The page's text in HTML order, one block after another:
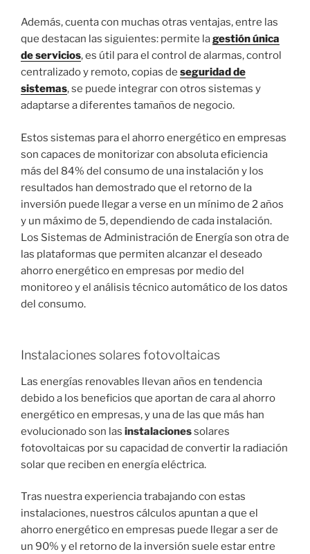
Además, cuenta con muchas otras ventajas, entre las
que destacan las siguientes: permite lagestión única
de servicios, es útil para el control de alarmas, control
centralizado y remoto, copias de seguridad de
sistemas, se puede integrar con otros sistemas y
adaptarse a diferentes tamaños de negocio.
Estos sistemas para el ahorro energético en empresas
son capaces de monitorizar con absoluta eficiencia
más del 84% del consumo de una instalación y los
resultados han demostrado que el retorno de la
inversión puede llegar a verse en un mínimo de 2 años
y un máximo de 5, dependiendo de cada instalación.
Los Sistemas de Administración de Energía son otra de
las plataformas que permiten alcanzar el deseado
ahorro energético en empresas por medio del
monitoreo y el análisis técnico automático de los datos
del consumo.
Instalaciones solares fotovoltaicas
Las energías renovables llevan años en tendencia
debido a los beneficios que aportan de cara al ahorro
energético en empresas, y una de las que más han
evolucionado son las instalacionessolares
fotovoltaicas por su capacidad de convertir la radiación
solar que reciben en energía eléctrica.
Tras nuestra experiencia trabajando con estas
instalaciones, nuestros cálculos apuntan a que el
ahorro energético en empresas puede llegar a ser de
un 90% y el retorno de la inversión suele estar entre